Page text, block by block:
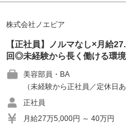
株式会社ノエビア
【正社員】ノルマなし×月給
回◎未経験から長く働ける環境
美容部員・BA
（未経験から正社員／定休日
正社員
月給27万5,000円 ～ 40万円